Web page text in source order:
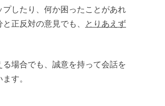
したり、何か困ったことがあれ
正反対の意見でも、
とりあえず
場合でも、誠意を持って会話を
す。